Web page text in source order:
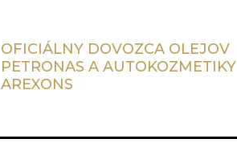
OFICIÁLNY DOVOZCA OLEJOV
PETRONAS A AUTOKOZMETIKY
AREXONS